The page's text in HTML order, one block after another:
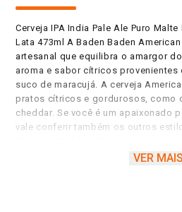
Cerveja IPA India Pale Ale Puro
Lata 473ml A Baden Baden
artesanal que equilibra o amargor
aroma e sabor cítricos
suco de maracujá. A cerveja
pratos cítricos e gordurosos, como
cheddar. Se você é um apaixonado
vale conferir também os outros
Golden (Com notas de Canela eVER MAIS